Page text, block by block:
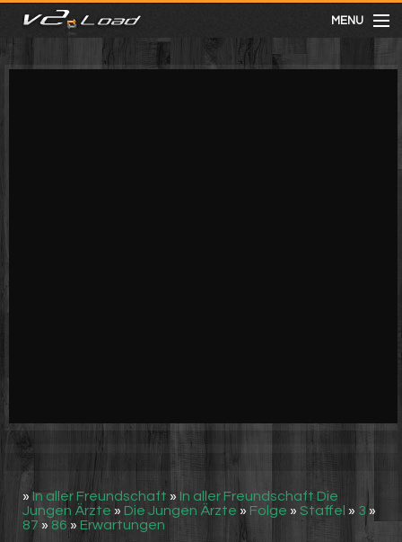
MENU
meist gesehen
» In aller Freundschaft » In aller Freundschaft Die
Jungen Ärzte » Die Jungen Ärzte » Folge » Staffel » 3»
87 » 86 » Erwartungen